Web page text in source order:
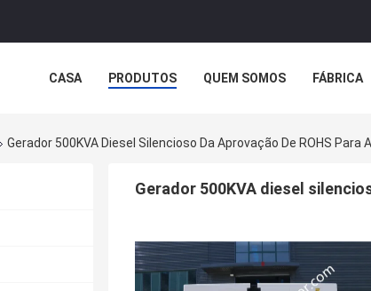
CASA PRODUTOS QUEM SOMOS FÁBRICA
Gerador 500KVA Diesel Silencioso Da Aprovação De ROHS Para
Gerador 500KVA diesel